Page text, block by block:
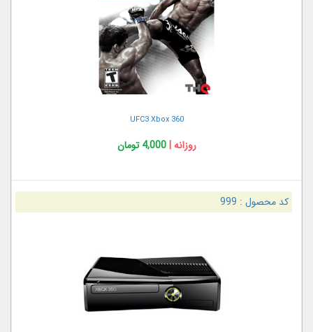
UFC3 Xbox 360
روزانه |4,000 تومان
کد محصول : 999